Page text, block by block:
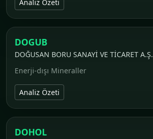
Analiz Özeti
DOGUB
DOĞUSAN BORU SANAYİ VE TİCARET A.Ş.
Enerji-dışı Mineraller
Analiz Özeti
DOHOL